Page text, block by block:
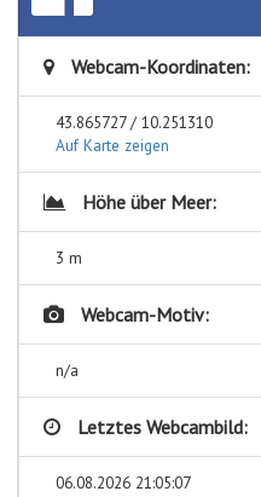
Webcam-Koordinaten:
43.865727 / 10.251310
Auf Karte zeigen
Höhe über Meer:
3 m
Webcam-Motiv:
n/a
Letztes Webcambild:
06.08.2026 21:05:07